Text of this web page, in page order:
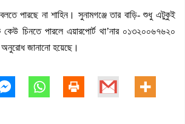
পারছে না শাহিন। সুনামগঞ্জে তার বাড়ি- শুধু এটুকুই
চিনতে পারলে এয়ারপোর্ট থা’নার ০১৩২০০৬৭৬২০
জানানো হয়েছে।